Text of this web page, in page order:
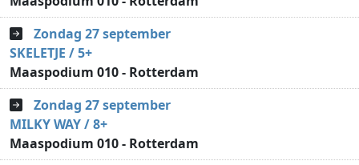
Zondag 27 september
SKELETJE / 5+
Maaspodium 010 - Rotterdam
Zondag 27 september
MILKY WAY / 8+
Maaspodium 010 - Rotterdam